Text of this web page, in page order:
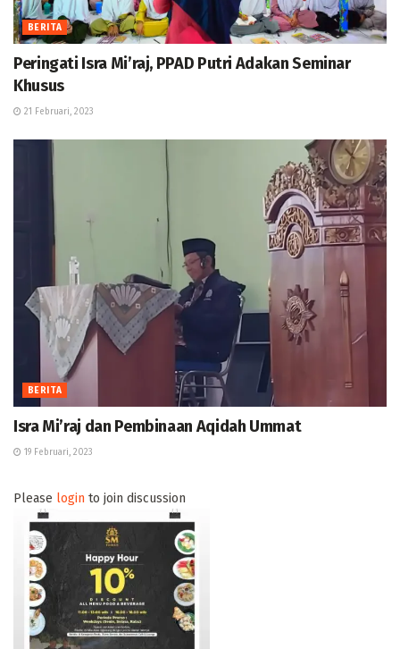
BERITA
Peringati Isra Mi’raj, PPAD Putri Adakan Seminar
Khusus
21 Februari, 2023
BERITA
Isra Mi’raj dan Pembinaan Aqidah Ummat
19 Februari, 2023
Please login to join discussion